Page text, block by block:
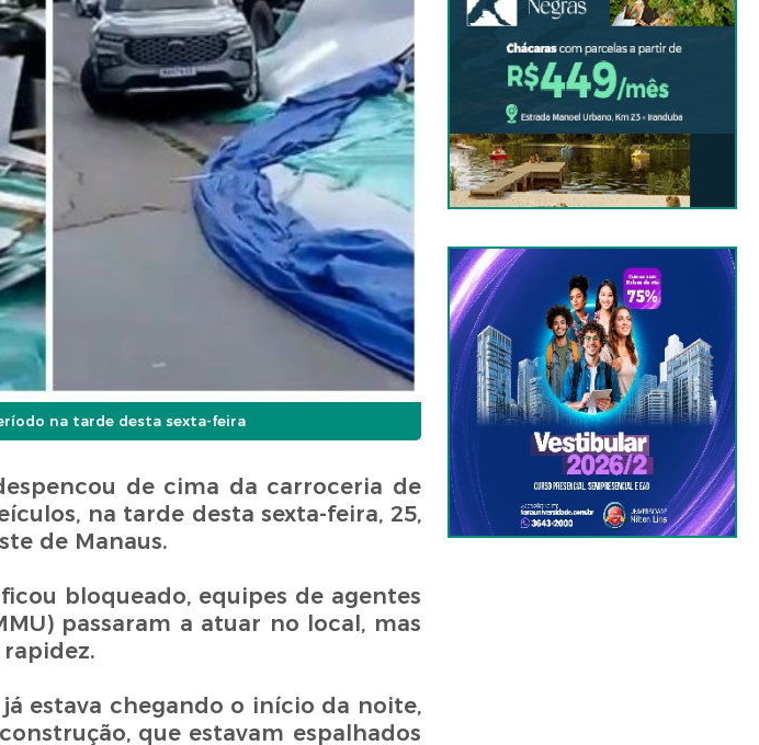
na tarde desta sexta-feira
de cima da carroceria de
na tarde desta sexta-feira, 25,
de Manaus.
bloqueado, equipes de agentes
passaram a atuar no local, mas
estava chegando o início da noite,
que estavam espalhados